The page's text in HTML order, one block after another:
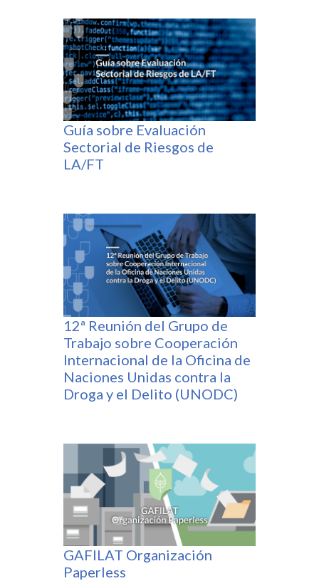
Guía sobre Evaluación
Sectorial de Riesgos de
LA/FT
12ª Reunión del Grupo de
Trabajo sobre Cooperación
Internacional de la Oficina de
Naciones Unidas contra la
Droga y el Delito (UNODC)
GAFILAT Organización
Paperless